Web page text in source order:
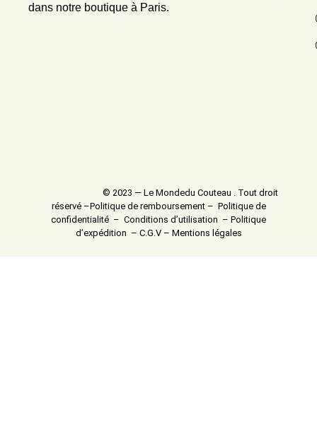
dans notre boutique à Paris.
© 2023 — Le Mondedu Couteau . Tout droit
réservé –Politique de remboursement – Politique de
confidentialité – Conditions d’utilisation – Politique
d’expédition – C.G.V– Mentions légales